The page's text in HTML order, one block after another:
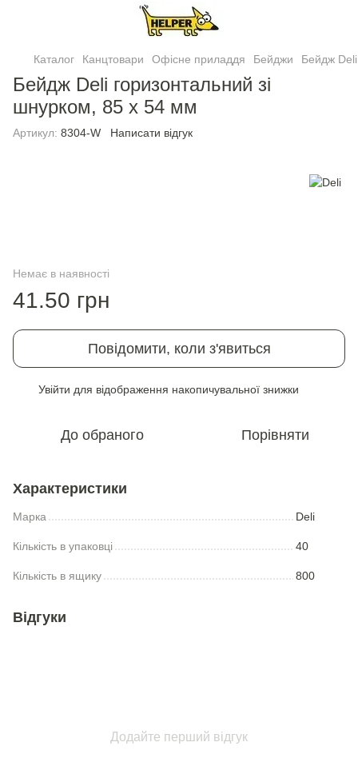
Каталог Канцтовари Офісне приладдя Бейджи Бейдж
Бейдж Deli горизонтальний зi
шнурком, 85 х 54 мм
Артикул: 8304-W Написати відгук
Немає в наявності
41.50 грн
Повідомити, коли з'явиться
Увійти для відображення накопичувальної знижки
До обраного Порівняти
Характеристики
Марка Deli
Кількість в упаковці 40
Кількість в ящику 800
Відгуки
Додайте перший відгук